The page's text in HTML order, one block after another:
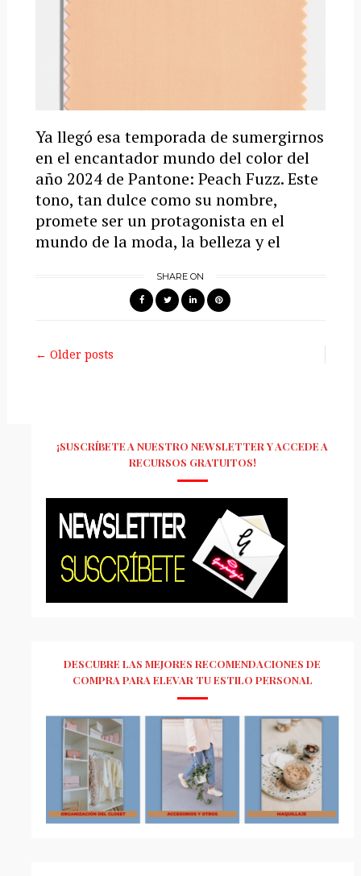
Ya llegó esa temporada de sumergirnos
en el encantador mundo del color del
año 2024 de Pantone: Peach Fuzz. Este
tono, tan dulce como su nombre,
promete ser un protagonista en el
mundo de la moda, la belleza y el
SHARE ON
← Older posts
¡SUSCRÍBETE A NUESTRO NEWSLETTER Y ACCEDE A
RECURSOS GRATUITOS!
DESCUBRE LAS MEJORES RECOMENDACIONES DE
COMPRA PARA ELEVAR TU ESTILO PERSONAL